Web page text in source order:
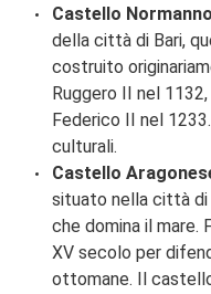
Castello
della città di Bari,
costruito
Ruggero II nel
Federico II nel
culturali.
Castello
situato nella città di
che domina il mare.
XV secolo per
ottomane. Il